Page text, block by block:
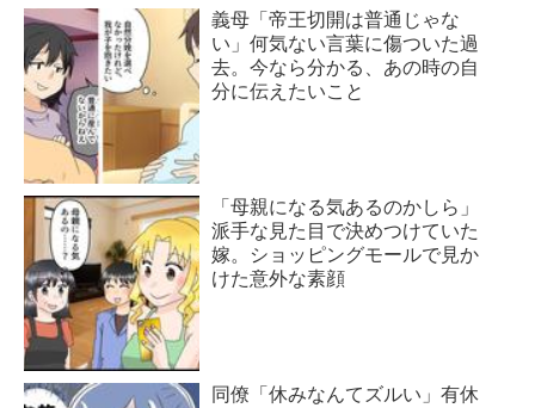
義母「帝王切開は普通じゃな
い」何気ない言葉に傷ついた過
去。今なら分かる、あの時の自
分に伝えたいこと
「母親になる気あるのかしら」
派手な見た目で決めつけていた
嫁。ショッピングモールで見か
けた意外な素顔
同僚「休みなんてズルい」有休